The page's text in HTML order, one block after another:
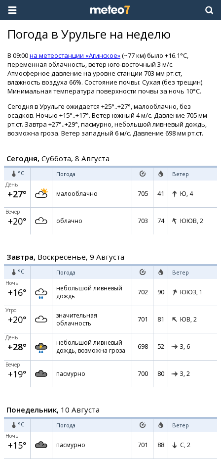
Погода в Урульге на неделю
В 09:00на метеостанции «Агинское»(~77 км) было +16.1°C,
переменная облачность, ветер юго-восточный 3 м/с.
Атмосферное давление на уровне станции 703 мм рт.ст,
влажность воздуха 66%. Состояние почвы: Сухая (без трещин).
Минимальная температура поверхности почвы за ночь 10°C.
Сегодня в Урульге ожидается +25°..+27°, малооблачно, без
осадков. Ночью +15°..+17°. Ветер южный 4 м/с. Давление 705 мм
рт.ст. Завтра +27°..+29°, пасмурно, небольшой ливневый дождь,
возможна гроза. Ветер западный 6 м/с. Давление 698 мм рт.ст.
Сегодня, Суббота, 8 Августа
°C Погода Ветер
День
+27° малооблачно 705 41 Ю, 4
Вечер
+20° облачно 703 74 ЮЮВ, 2
Завтра, Воскресенье, 9 Августа
°C Погода Ветер
Ночь
+16°
небольшой ливневый
дождь
702 90 ЮЮЗ, 1
Утро
+20°
значительная
облачность
701 81 ЮВ, 2
День
+28°
небольшой ливневый
дождь, возможна гроза
698 52 З, 6
Вечер
+19° пасмурно 700 80 З, 2
Понедельник, 10 Августа
°C Погода Ветер
Ночь
+15° пасмурно 701 88 С, 2